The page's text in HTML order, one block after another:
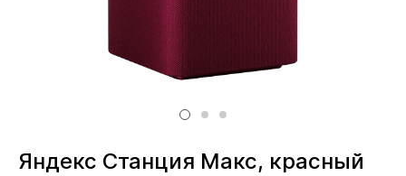
Яндекс Станция Макс, красный